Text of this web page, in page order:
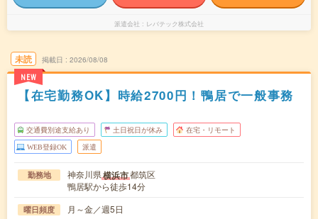
派遣会社 レバテック株式会社
未読
NEW
掲載日 2026/08/08
【在宅勤務OK】時給2700円！鴨居で一般事務
交通費別途支給あり 土日祝日が休み 在宅・リモート
WEB登録OK 派遣
勤務地 神奈川県横浜市都筑区
鴨居駅から徒歩14分
曜日頻度 月～金／週5日